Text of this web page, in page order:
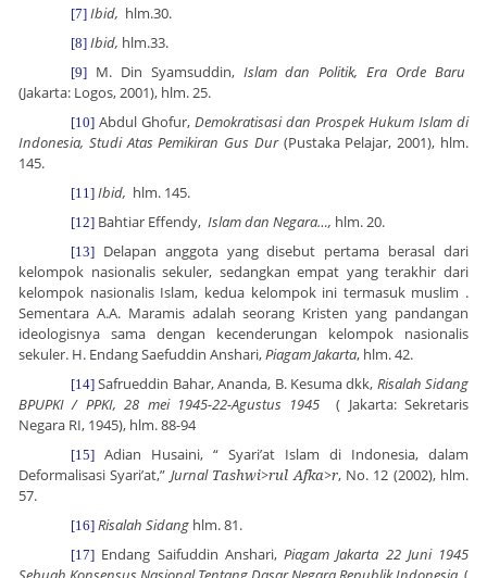
[7] Ibid, hlm.30.
[8] Ibid, hlm.33.
[9] M. Din Syamsuddin, Islam dan Politik, Era Orde Baru
(Jakarta: Logos, 2001), hlm. 25.
[10] Abdul Ghofur, Demokratisasi dan Prospek Hukum Islam di
Indonesia, Studi Atas Pemikiran Gus Dur (Pustaka Pelajar, 2001), hlm.
145.
[11] Ibid, hlm. 145.
[12] Bahtiar Effendy, Islam dan Negara…, hlm. 20.
[13] Delapan anggota yang disebut pertama berasal dari
kelompok nasionalis sekuler, sedangkan empat yang terakhir dari
kelompok nasionalis Islam, kedua kelompok ini termasuk muslim .
Sementara A.A. Maramis adalah seorang Kristen yang pandangan
ideologisnya sama dengan kecenderungan kelompok nasionalis
sekuler. H. Endang Saefuddin Anshari,Piagam Jakarta, hlm. 42.
[14] Safrueddin Bahar, Ananda, B. Kesuma dkk, Risalah Sidang
BPUPKI / PPKI, 28 mei 1945-22-Agustus 1945
( Jakarta: Sekretaris
Negara RI, 1945), hlm. 88-94
[15] Adian Husaini, “ Syari’at Islam di Indonesia, dalam
Deformalisasi Syari’at,” Jurnal Tashwi>rul Afka>r, No. 12 (2002), hlm.
57.
[16] Risalah Sidang hlm. 81.
[17] Endang Saifuddin Anshari, Piagam Jakarta 22 Juni 1945